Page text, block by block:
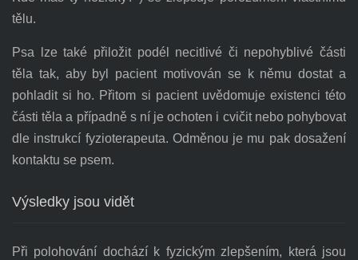
tělu.
Psa lze také přiložit podél necitlivé či nepohyblivé části
těla tak, aby byl pacient motivován se k němu dostat a
pohladit si ho. Přitom si pacient uvědomuje existenci této
části těla a případně s ní je ochoten i cvičit nebo pohybovat
dle instrukcí fyzioterapeuta. Odměnou je mu pak dosažení
kontaktu se psem.
Výsledky jsou vidět
Při polohování dochází k fyzickým zlepšením, která jsou